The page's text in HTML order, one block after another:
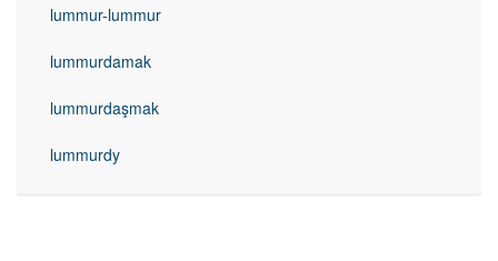
lummur-lummur
lummurdamak
lummurdaşmak
lummurdy